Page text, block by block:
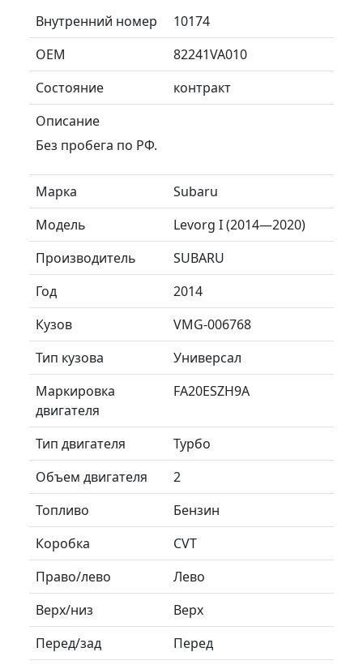
Внутренний номер
10174
ОЕМ
82241VA010
Состояние
контракт
Описание
Без пробега по РФ.
Марка
Subaru
Модель
Levorg I (2014—2020)
Производитель
SUBARU
Год
2014
Кузов
VMG-006768
Тип кузова
Универсал
Маркировка
двигателя
FA20ESZH9A
Тип двигателя
Турбо
Объем двигателя
2
Топливо
Бензин
Коробка
CVT
Право/лево
Лево
Верх/низ
Верх
Перед/зад
Перед